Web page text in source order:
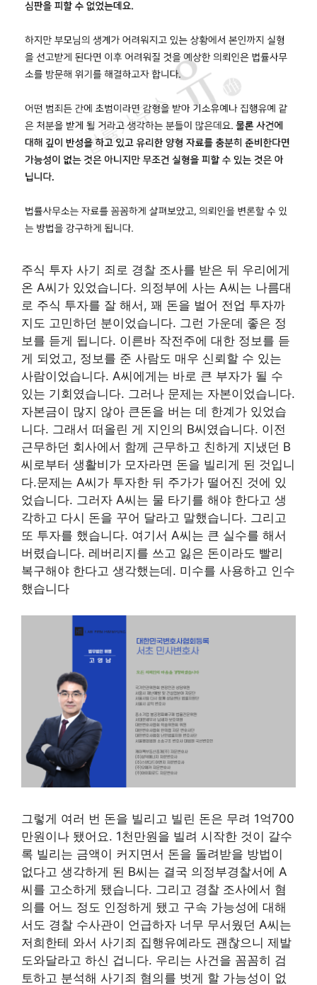
주식 투자 사기 죄로 경찰 조사를 받은 뒤 우리에게
온 A씨가 있었습니다. 의정부에 사는 A씨는 나름대
로 주식 투자를 잘 해서, 꽤 돈을 벌어 전업 투자까
지도 고민하던 분이었습니다. 그런 가운데 좋은 정
보를 듣게 됩니다. 이른바 작전주에 대한 정보를 듣
게 되었고, 정보를 준 사람도 매우 신뢰할 수 있는
사람이었습니다. A씨에게는 바로 큰 부자가 될 수
있는 기회였습니다. 그러나 문제는 자본이었습니다.
자본금이 많지 않아 큰돈을 버는 데 한계가 있었습
니다. 그래서 떠올린 게 지인의 B씨였습니다. 이전
근무하던 회사에서 함께 근무하고 친하게 지냈던 B
씨로부터 생활비가 모자라면 돈을 빌리게 된 것입니
다.문제는 A씨가 투자한 뒤 주가가 떨어진 것에 있
었습니다. 그러자 A씨는 물 타기를 해야 한다고 생
각하고 다시 돈을 꾸어 달라고 말했습니다. 그리고
또 투자를 했습니다. 여기서 A씨는 큰 실수를 해서
버렸습니다. 레버리지를 쓰고 잃은 돈이라도 빨리
복구해야 한다고 생각했는데. 미수를 사용하고 인수
했습니다
그렇게 여러 번 돈을 빌리고 빌린 돈은 무려 1억700
만원이나 됐어요. 1천만원을 빌려 시작한 것이 갈수
록 빌리는 금액이 커지면서 돈을 돌려받을 방법이
없다고 생각하게 된 B씨는 결국 의정부경찰서에 A
씨를 고소하게 됐습니다. 그리고 경찰 조사에서 혐
의를 어느 정도 인정하게 됐고 구속 가능성에 대해
서도 경찰 수사관이 언급하자 너무 무서웠던 A씨는
저희한테 와서 사기죄 집행유예라도 괜찮으니 제발
도와달라고 하신 겁니다. 우리는 사건을 꼼꼼히 검
토하고 분석해 사기죄 혐의를 벗게 할 가능성이 없